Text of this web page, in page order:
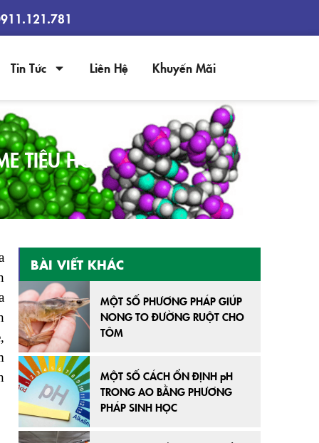
Tin Tức Liên Hệ Khuyến Mãi
TIÊU HÓA
BÀI VIẾT KHÁC
MỘT SỐ PHƯƠNG PHÁP GIÚP
NONG TO ĐƯỜNG RUỘT CHO
TÔM
MỘT SỐ CÁCH ỔN ĐỊNH pH
TRONG AO BẰNG PHƯƠNG
PHÁP SINH HỌC